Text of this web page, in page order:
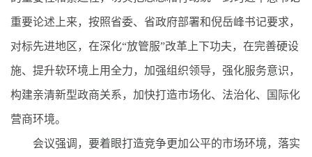
重要论述上来，按照省委、省政府部署和倪岳峰书记要求，
对标先进地区，在深化“放管服”改革上下功夫，在完善硬设
施、提升软环境上用全力，加强组织领导，强化服务意识，
构建亲清新型政商关系，加快打造市场化、法治化、国际化
营商环境。
会议强调，要着眼打造竞争更加公平的市场环境，落实